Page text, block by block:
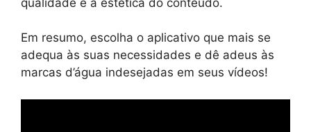
Em resumo, escolha o aplicativo que mais se
adequa às suas necessidades e dê adeus às
marcas d’água indesejadas em seus vídeos!